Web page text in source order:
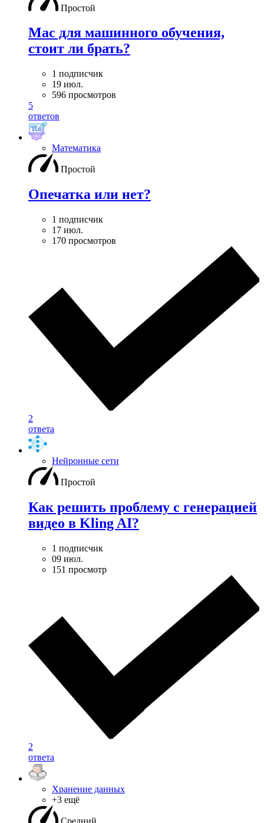
Простой
Mac для машинного обучения,
стоит ли брать?
1 подписчик
19 июл.
596 просмотров
5
ответов
Математика
Простой
Опечатка или нет?
1 подписчик
17 июл.
170 просмотров
2
ответа
Нейронные сети
Простой
Как решить проблему с генерацией
видео в Kling AI?
1 подписчик
09 июл.
151 просмотр
2
ответа
Хранение данных
+3 ещё